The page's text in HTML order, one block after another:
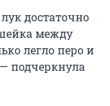
достаточно
между
легло перо и
подчеркнула